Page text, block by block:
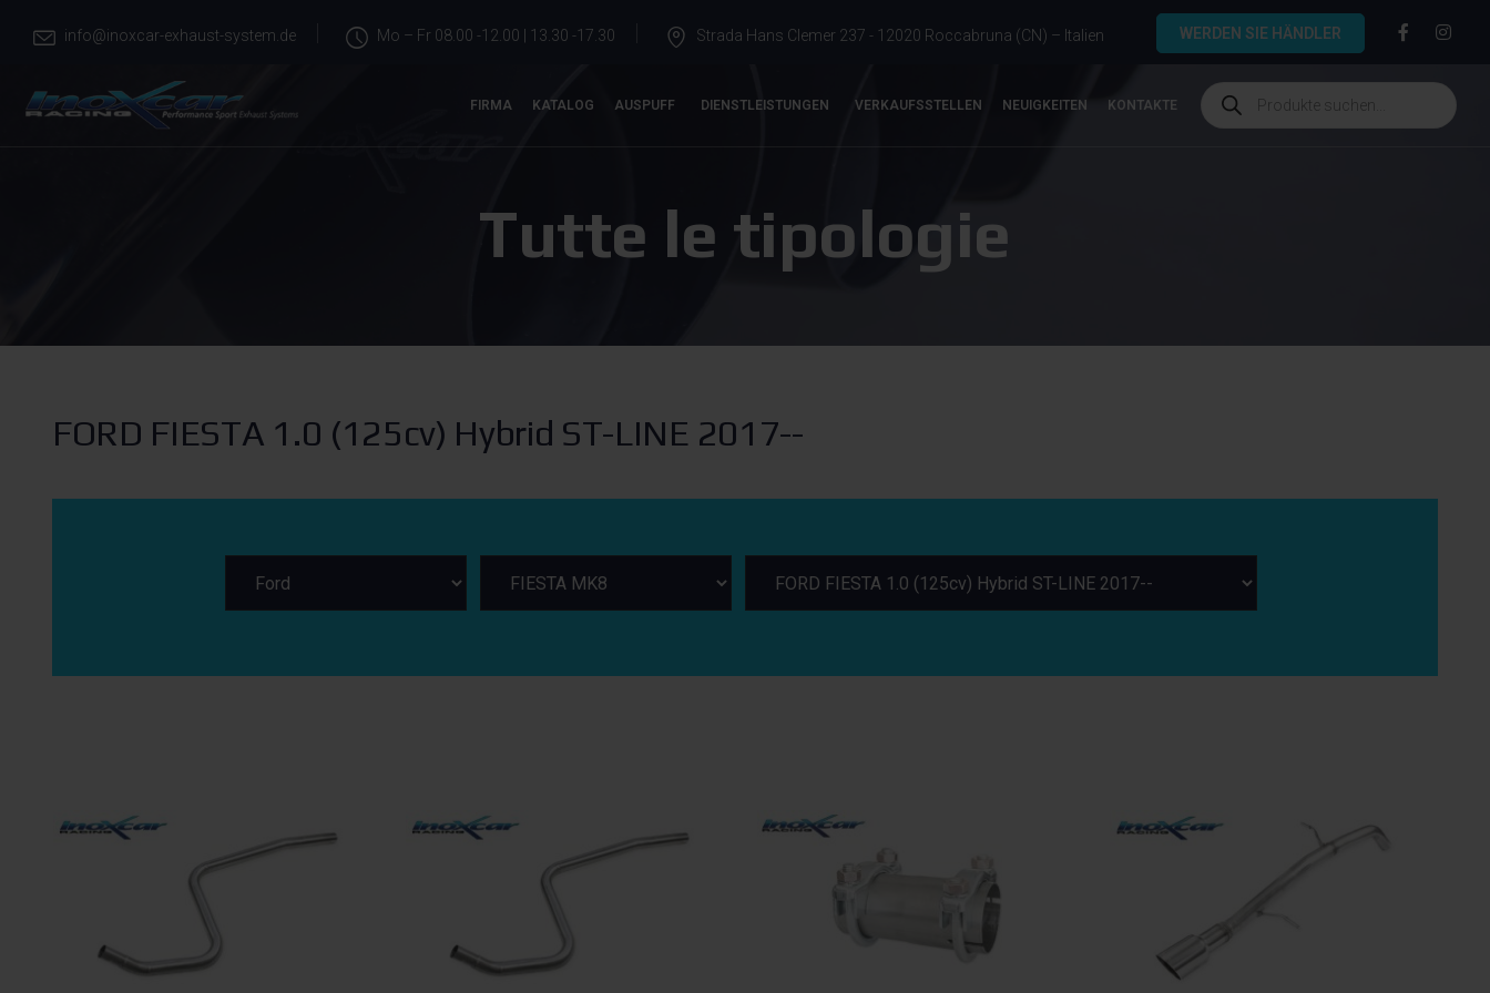
info@inoxcar-exhaust-system.de Mo – Fr 08.00 -12.00 | 13.30 -17.30 Strada Hans Clemer 237 - 12020 Roccabruna (CN) – Italien WERDEN SIE HÄNDLER
FIRMA KATALOG AUSPUFF DIENSTLEISTUNGEN VERKAUFSSTELLEN NEUIGKEITEN KONTAKTE
Tutte le tipologie
FORD FIESTA 1.0 (125cv) Hybrid ST-LINE 2017--